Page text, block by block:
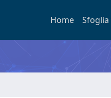
Home Sfoglia